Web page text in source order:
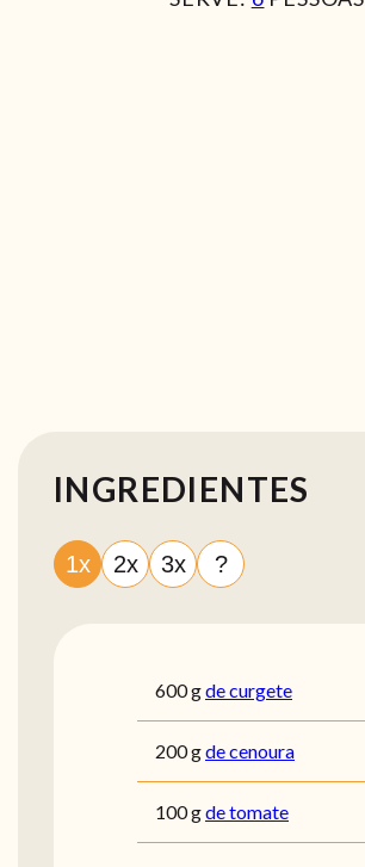
INGREDIENTES
1x 2x 3x ?
600gde curgete
200gde cenoura
100gde tomate